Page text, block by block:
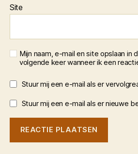
Site
Mijn naam, e-mail en site opslaan in
volgende keer wanneer ik een
Stuur mij een e-mail als er
Stuur mij een e-mail als er nieuwe